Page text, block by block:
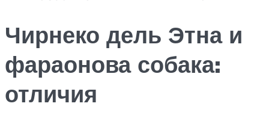
Чирнеко дель Этна и
фараонова собака:
отличия